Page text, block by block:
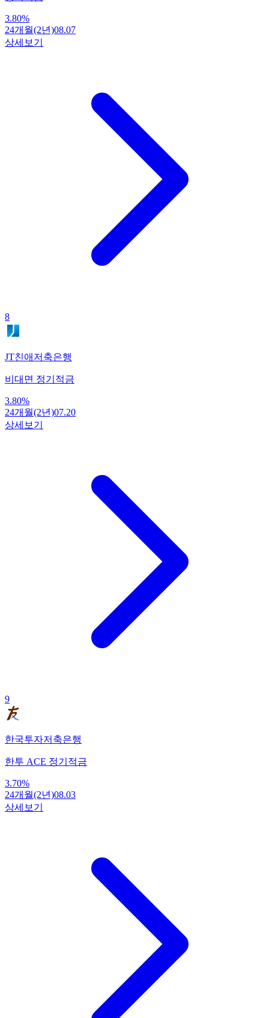
3.80%
24개월(2년)08.07
상세보기
8
JT친애저축은행
비대면 정기적금
3.80%
24개월(2년)07.20
상세보기
9
한국투자저축은행
한투 ACE 정기적금
3.70%
24개월(2년)08.03
상세보기